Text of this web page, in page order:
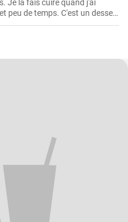
Je la fais cuire quand j'ai
peu de temps. C'est un dessert